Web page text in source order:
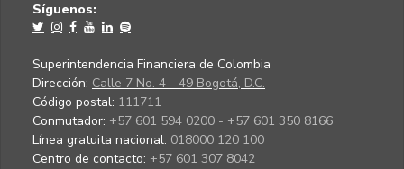
Síguenos:
Superintendencia Financiera de Colombia
Dirección: Calle 7 No. 4 - 49 Bogotá, D.C.
Código postal: 111711
Conmutador: +57 601 594 0200 - +57 601 350 8166
Línea gratuita nacional: 018000 120 100
Centro de contacto: +57 601 307 8042